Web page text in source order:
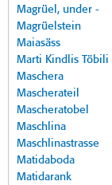
Magrüel, under -
Magrüelstein
Maiasäss
Marti Kindlis Töbili
Maschera
Mascherateil
Mascheratobel
Maschlina
Maschlinastrasse
Matidaboda
Matidarank